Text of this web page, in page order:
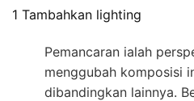
1 Tambahkan lighting
Pemancaran ialah
menggubah komposisi
dibandingkan lainnya.